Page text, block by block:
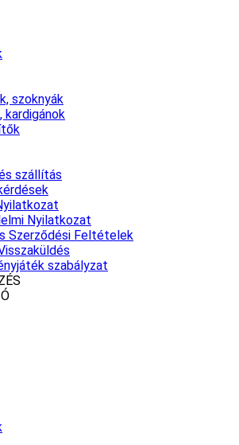
szoknyák
kardigánok
szállítás
Nyilatkozat
Szerződési Feltételek
szabályzat